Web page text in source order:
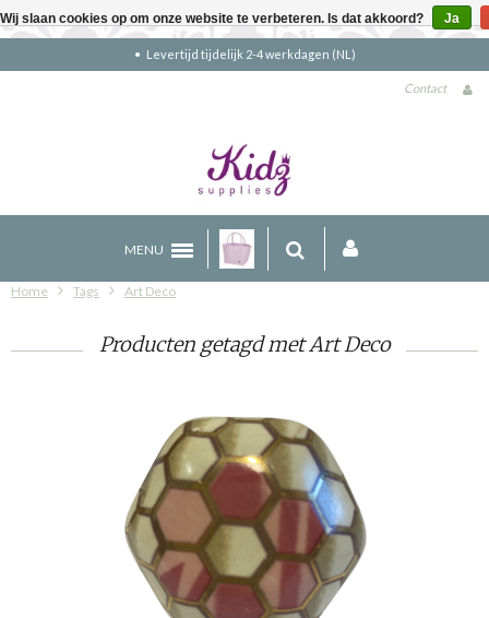
2-4 werkdagen (NL)
Contact
MENU
Home Tags Art Deco
Producten getagd met Art Deco
Wij slaan cookies op om onze website te verbeteren. Is dat akkoord? Ja